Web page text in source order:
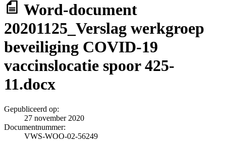
Word-document
20201125_Verslag werkgroep
beveiliging COVID-19
vaccinslocatie spoor 425-
11.docx
Gepubliceerd op:
27 november 2020
Documentnummer:
VWS-WOO-02-56249